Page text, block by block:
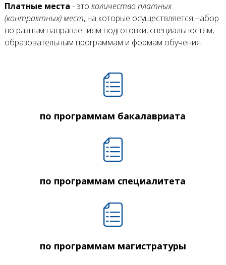
Платные места - это количество платных
(контрактных) мест, на которые осуществляется набор
по разным направлениям подготовки, специальностям,
образовательным программам и формам обучения.
по программам бакалавриата
по программам специалитета
по программам магистратуры